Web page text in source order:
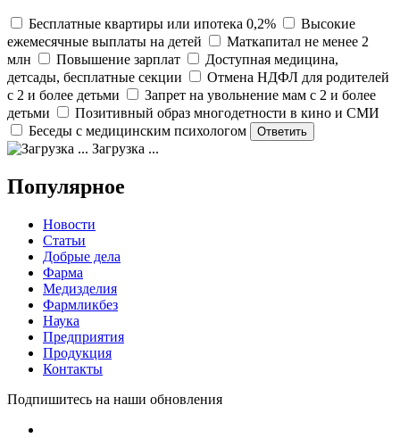
Бесплатные квартиры или ипотека 0,2%
Высокие
ежемесячные выплаты на детей
Маткапитал не менее 2
млн
Повышение зарплат
Доступная медицина,
детсады, бесплатные секции
Отмена НДФЛ для родителей
с 2 и более детьми
Запрет на увольнение мам с 2 и более
детьми
Позитивный образ многодетности в кино и СМИ
Беседы с медицинским психологом
Загрузка ...
Популярное
Новости
Статьи
Добрые дела
Фарма
Медизделия
Фармликбез
Наука
Предприятия
Продукция
Контакты
Подпишитесь на наши обновления